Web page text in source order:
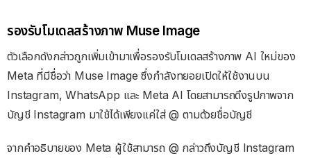
รองรับโมเดลสร้างภาพ Muse Image
ตัวเลือกดังกล่าวถูกเพิ่มเข้ามาเพื่อรองรับโมเดลสร้างภาพ AI ใหม่ของ
Meta ที่มีชื่อว่า Muse Image ซึ่งกำลังทยอยเปิดให้ใช้งานบน
Instagram, WhatsApp และ Meta AI โดยสามารถดึงรูปภาพจาก
บัญชี Instagram มาใช้ได้เพียงแค่ใส่ @ ตามด้วยชื่อบัญชี
จากคำอธิบายของ Meta ผู้ใช้สามารถ @ กล่าวถึงบัญชี Instagram